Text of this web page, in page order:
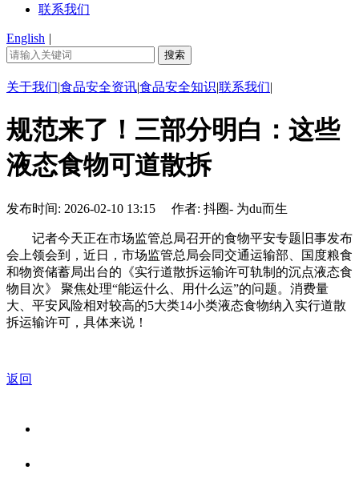
联系我们
English |
关于我们|食品安全资讯|食品安全知识|联系我们|
规范来了！三部分明白：这些
液态食物可道散拆
发布时间: 2026-02-10 13:15 作者: 抖圈- 为du而生
记者今天正在市场监管总局召开的食物平安专题旧事发布
会上领会到，近日，市场监管总局会同交通运输部、国度粮食
和物资储蓄局出台的《实行道散拆运输许可轨制的沉点液态食
物目次》 聚焦处理“能运什么、用什么运”的问题。消费量
大、平安风险相对较高的5大类14小类液态食物纳入实行道散
拆运输许可，具体来说！
返回